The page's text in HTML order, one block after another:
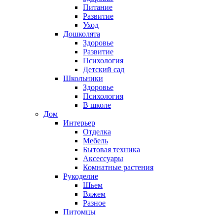
Питание
Развитие
Уход
Дошколята
Здоровье
Развитие
Психология
Детский сад
Школьники
Здоровье
Психология
В школе
Дом
Интерьер
Отделка
Мебель
Бытовая техника
Аксессуары
Комнатные растения
Рукоделие
Шьем
Вяжем
Разное
Питомцы